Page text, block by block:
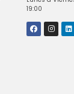
19:00